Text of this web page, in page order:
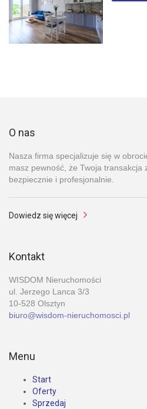
O nas
Nasza firma specjalizuje się w
masz pewność, że Twoja transakcja
bezpiecznie i profesjonalnie.
Dowiedz się więcej
Kontakt
WISDOM Nieruchomości
ul. Jerzego Lanca 3/3
10-528 Olsztyn
biuro@wisdom-nieruchomosci.pl
Menu
Start
Oferty
Sprzedaj